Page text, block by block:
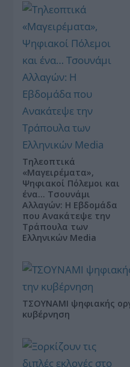
Τηλεοπτικά
«Μαγειρέματα»,
Ψηφιακοί Πόλεμοι και
ένα… Τσουνάμι
Αλλαγών: Η Εβδομάδα
που Ανακάτεψε την
Τράπουλα των
Ελληνικών Media
ΤΣΟΥΝΑΜΙ ψηφιακής
κυβέρνηση